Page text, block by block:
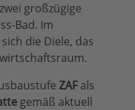
großzügige
Bad. Im
die Diele, das
ZAFals
gemäß aktuell